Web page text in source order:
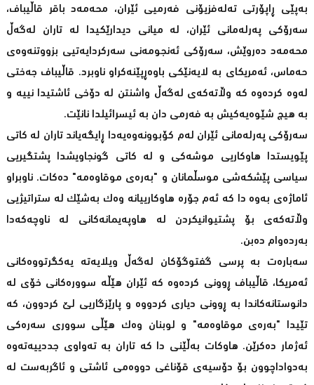
بەپێی ڕاپۆرتی تەلەفزیۆنی فەرمیی ئێران، محەمەد باقر قاڵیباف،
سەرۆکی پەرلەمانی ئێران، لە میانی دیدارێکیدا لە تاران لەگەڵ
محەمەد دەروێش، سەرۆکی ئەنجومەنی سەرکردایەتیی بزووتنەوەی
حەماس، ئەمریکای بە لایەنێکی باوەڕپێنەکراو ناوبرد. قاڵیباف جەختی
لەوە کردەوە کە وڵاتەکەی لەگەڵ واشنتن لە دۆخی ئاشتیدا نییە و
بە هیچ شێوەیەکیش بە فەرمی دان بە ئیسرائیلدا نانێت.
سەرۆکی پەرلەمانی ئێران لەم کۆبوونەوەیەدا ڕایگەیاند تاران لە کاتی
پێویستدا هاوکاریی موشەکی و لە کاتی گونجاویشدا پشتگیریی
سیاسی پێشکەشی موسڵمانان و "بەرەی موقاوه‌مه‌" دەکات. ناوبراو
ئاماژەی بەوە دا کە ئەم جۆرە هاوکارییانە وەک بەشێک لە ستراتیژیی
وڵاتەکەی بۆ پشتیوانیکردن لە هاوپەیمانەکانی لە ناوچەکەدا
بەردەوام دەبن.
سەبارەت بە پرسی گفتوگۆکان لەگەڵ ویلایەتە یەکگرتووەکانی
ئەمریکا، قاڵیباف ڕوونی کردەوە کە ئێران هێڵە سوورەکانی خۆی لە
دانوستانەکاندا بە ڕوونی دیاری کردووە و پارێزگاریی لێ کردوون، کە
تێیدا "بەرەی موقاوه‌مه‌" و لوبنان وەک هێڵی سووری سەرەکی
ئەژمار دەکرێن. هاوکات بەڵێنی دا کە تاران بە تەواوی جددییەتەوە
بەدواداچوون بۆ دۆسیەی قۆناغی دووەمی ئاشتی و ئاگربەست لە